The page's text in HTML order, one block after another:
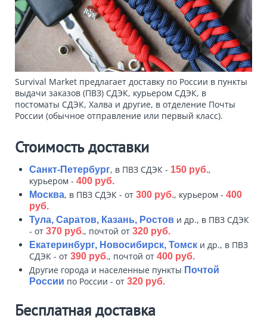
Survival Market предлагает доставку по России в пункты
выдачи заказов (ПВЗ) СДЭК, курьером СДЭК, в
постоматы СДЭК, Халва и другие, в отделение Почты
России (обычное отправление или первый класс).
Стоимость доставки
Санкт-Петербург, в ПВЗ СДЭК - 150 руб.,
курьером - 400 руб.
Москва, в ПВЗ СДЭК - от 300 руб., курьером - 400
руб.
Тула, Саратов, Казань, Ростов и др., в ПВЗ СДЭК
- от 370 руб., почтой от 320 руб.
Екатеринбург, Новосибирск, Томск и др., в ПВЗ
СДЭК - от 390 руб., почтой от 400 руб.
Другие города и населенные пункты Почтой
России по России - от 320 руб.
Бесплатная доставка